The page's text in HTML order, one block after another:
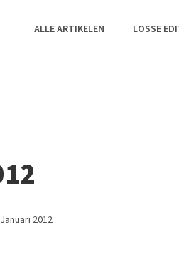
ALLE ARTIKELEN LOSSE
2012